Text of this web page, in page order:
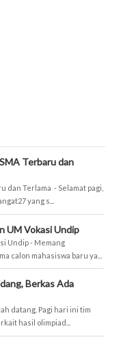
Terbaru dan
dan Terlama - Selamat pagi,
yang s...
UM Vokasi Undip
Undip - Memang
calon mahasiswa baru ya...
Berkas Ada
datang. Pagi hari ini tim
hasil olimpiad...